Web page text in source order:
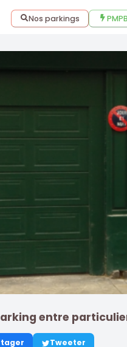
Nos parkings
entre
Tweeter